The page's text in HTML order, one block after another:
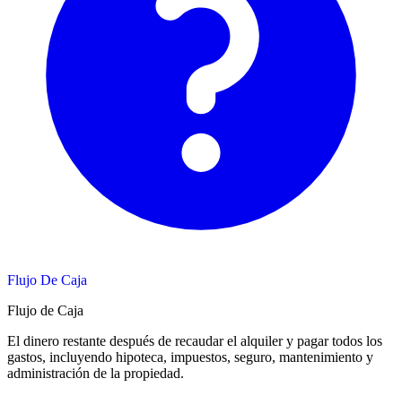
Flujo De Caja
Flujo de Caja
El dinero restante después de recaudar el alquiler y pagar todos los
gastos, incluyendo hipoteca, impuestos, seguro, mantenimiento y
administración de la propiedad.